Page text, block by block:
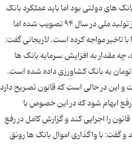
های دولتی بود اما باید عملکرد بانک
های خصوصی را نیز بررسی می کردید. رئیس مجلس شورای اسلامی گفت: قانون حمایت از تولید ملی در سال ۹۴ تصویب شده اما
قانون را با تاخیر مواجه کرده است. لاریجانی گفت:
که واگذار شده، چه مقدار به افزایش سرمایه بانک ها
فولادگر در یادداشتی اعلام کردند از این میزان فقط ۵۰۰ میلیارد تومان به بانک کشاورزی داده شده است.
این در حالی است که قانون تصریح دارد
رفع ابهام شود که در این خصوص با
کنید. رئیس مجلس تاکید کرد: بانک مرکزی باید تا پایان سال ۹۷ این قانون را اجرایی کند و گزارش کامل در رفع
گفت: با واگذاری اموال بانک ها رونق